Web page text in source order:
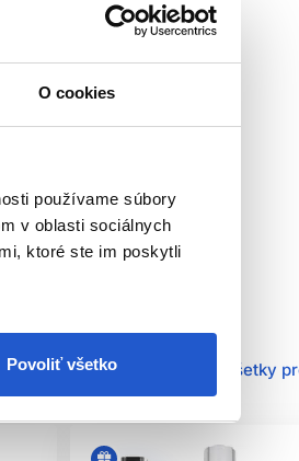
O cookies
používame súbory
v oblasti sociálnych
ktoré ste im poskytli
Povoliť všetko
nanesenia. Pravidelne
a potom
Všetky